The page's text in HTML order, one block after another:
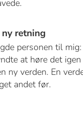
retning
personen til
at høre det
ny verden. En
andet før.